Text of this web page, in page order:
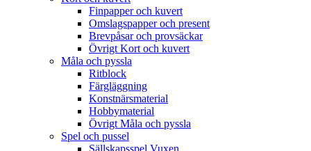
Finpapper och kuvert
Omslagspapper och present
Brevpåsar och provsäckar
Övrigt Kort och kuvert
Måla och pyssla
Ritblock
Färgläggning
Konstnärsmaterial
Hobbymaterial
Övrigt Måla och pyssla
Spel och pussel
Sällskapsspel Vuxen